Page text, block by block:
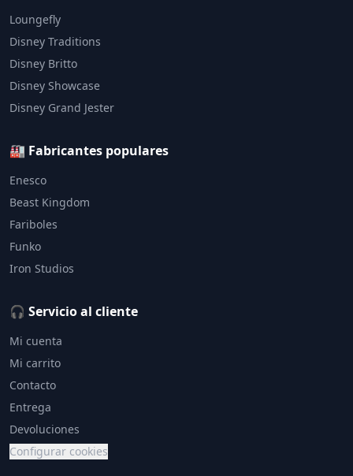
Loungefly
Disney Traditions
Disney Britto
Disney Showcase
Disney Grand Jester
🏭 Fabricantes populares
Enesco
Beast Kingdom
Fariboles
Funko
Iron Studios
🎧 Servicio al cliente
Mi cuenta
Mi carrito
Contacto
Entrega
Devoluciones
Configurar cookies